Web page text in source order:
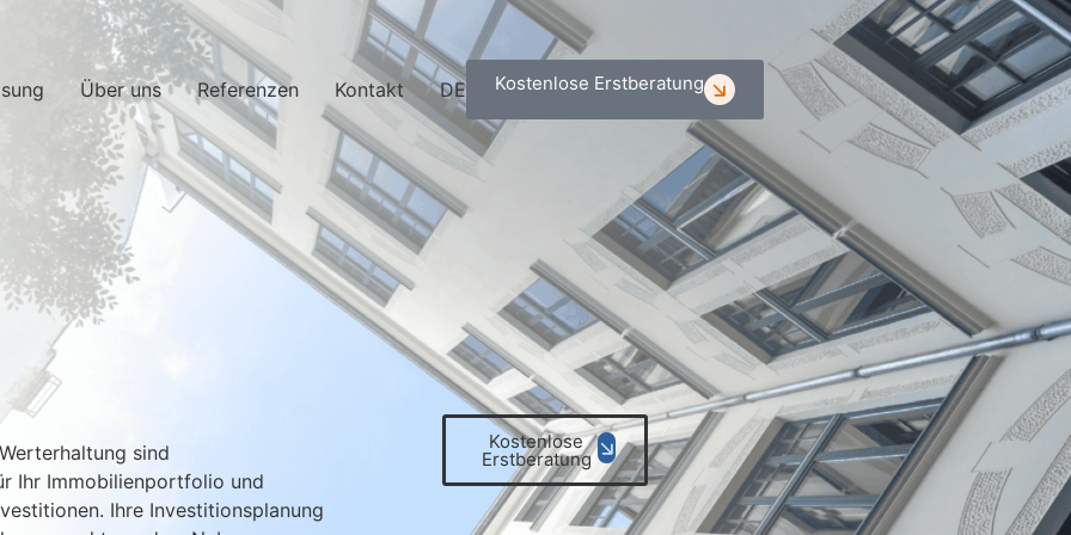
Über uns Referenzen Kontakt DE Kostenlose Erstberatung
sind
Ihr Immobilienportfolio und
Ihre Investitionsplanung
Kostenlose
Erstberatung